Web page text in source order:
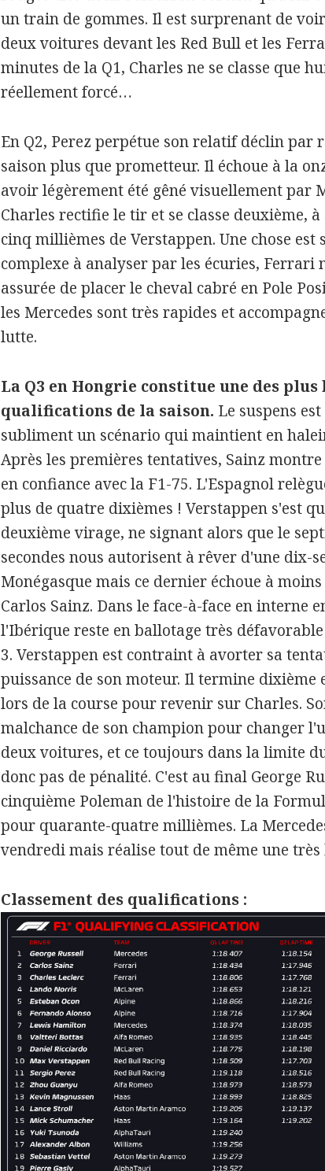
un train de gommes. Il est surprenant de
deux voitures devant les Red Bull et les
minutes de la Q1, Charles ne se classe que
réellement forcé…
En Q2, Perez perpétue son relatif déclin par
saison plus que prometteur. Il échoue à la
avoir légèrement été gêné visuellement par
Charles rectifie le tir et se classe deuxième,
cinq millièmes de Verstappen. Une chose
complexe à analyser par les écuries, Ferrari
assurée de placer le cheval cabré en Pole
les Mercedes sont très rapides et
lutte.
La Q3 en Hongrie constitue une des plus
qualifications de la saison. Le suspens
subliment un scénario qui maintient en
Après les premières tentatives, Sainz
en confiance avec la F1-75. L'Espagnol
plus de quatre dixièmes ! Verstappen s'est
deuxième virage, ne signant alors que le
secondes nous autorisent à rêver d'une dix-
Monégasque mais ce dernier échoue à
Carlos Sainz. Dans le face-à-face en interne
l'Ibérique reste en ballotage très
3. Verstappen est contraint à avorter sa
puissance de son moteur. Il termine dixième
lors de la course pour revenir sur Charles.
malchance de son champion pour changer
deux voitures, et ce toujours dans la limite
donc pas de pénalité. C'est au final George
cinquième Poleman de l'histoire de la
pour quarante-quatre millièmes. La
vendredi mais réalise tout de même une
Classement des qualifications :